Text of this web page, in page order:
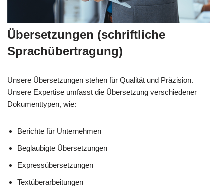
Übersetzungen (schriftliche
Sprachübertragung)
Unsere Übersetzungen stehen für Qualität und Präzision.
Unsere Expertise umfasst die Übersetzung verschiedener
Dokumenttypen, wie:
Berichte für Unternehmen
Beglaubigte Übersetzungen
Expressübersetzungen
Textüberarbeitungen